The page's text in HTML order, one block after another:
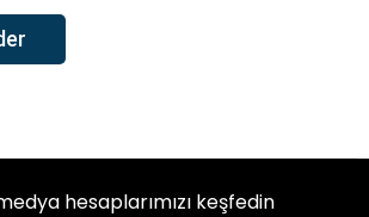
hesaplarımızı keşfedin